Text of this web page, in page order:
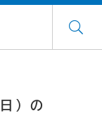
）の